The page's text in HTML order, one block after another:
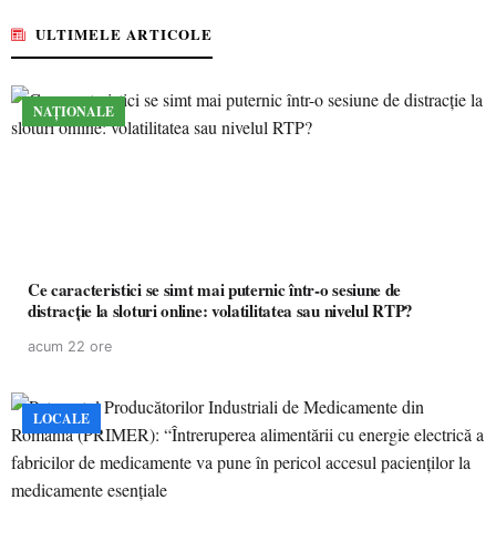
ULTIMELE ARTICOLE
NAȚIONALE
Ce caracteristici se simt mai puternic într-o sesiune de
distracție la sloturi online: volatilitatea sau nivelul RTP?
acum 22 ore
LOCALE